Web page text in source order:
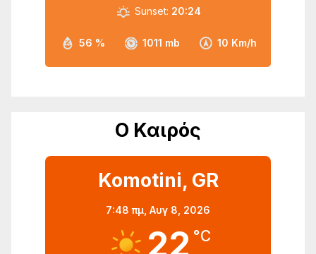
56 % 1011 mb 10 Km/h
Sunset: 20:24
Ο Καιρός
Komotini, GR
7:48 πμ, Αυγ 8, 2026
22 °C